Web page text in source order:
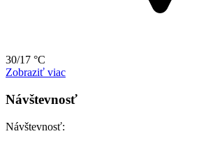
30/17 °C
Zobraziť viac
Návštevnosť
Návštevnosť: